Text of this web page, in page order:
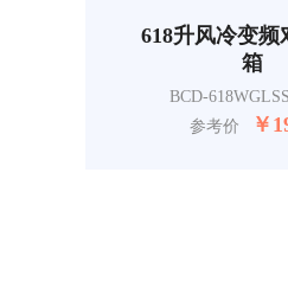
618升风冷变频
箱
BCD-
参考价
￥